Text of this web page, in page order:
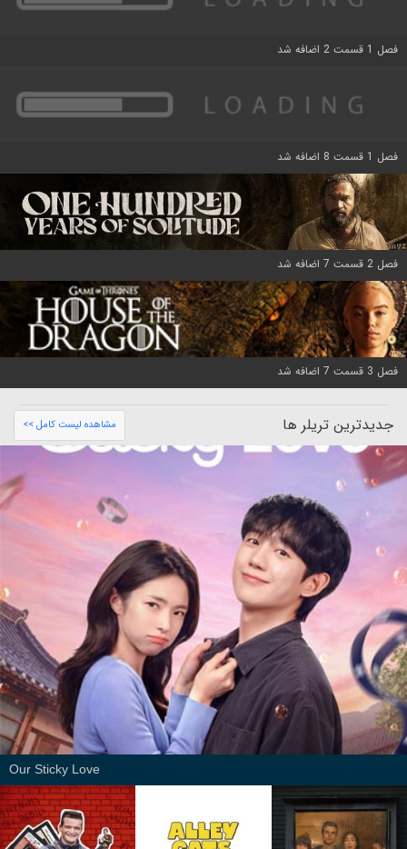
فصل 1 قسمت 2 اضافه شد
فصل 1 قسمت 8 اضافه شد
فصل 2 قسمت 7 اضافه شد
فصل 3 قسمت 7 اضافه شد
جدیدترین تریلر ها مشاهده لیست کامل >>
Our Sticky Love